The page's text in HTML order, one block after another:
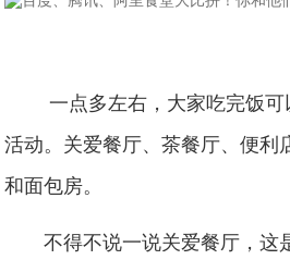
一点多左右，大家吃完饭可
活动。关爱餐厅、茶餐厅、便利
和面包房。
不得不说一说关爱餐厅，这